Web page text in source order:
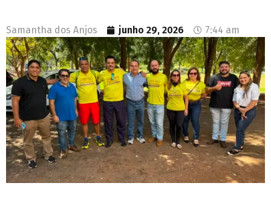
Samantha dos Anjos junho 29, 2026 7:44 am